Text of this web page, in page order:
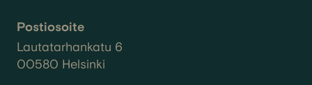
Postiosoite
Lautatarhankatu 6
00580 Helsinki